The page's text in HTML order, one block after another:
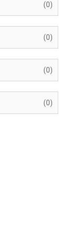
(0)
(0)
(0)
(0)